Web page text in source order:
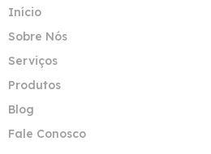
Início
Sobre Nós
Serviços
Produtos
Blog
Fale Conosco